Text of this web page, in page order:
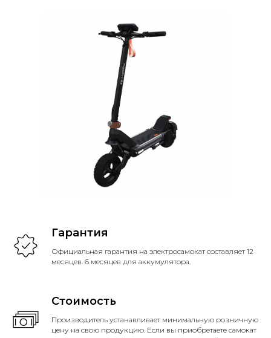
Гарантия
Официальная гарантия на электросамокат составляет 12
месяцев. 6 месяцев для аккумулятора.
Стоимость
Производитель устанавливает минимальную розничную
цену на свою продукцию. Если вы приобретаете самокат